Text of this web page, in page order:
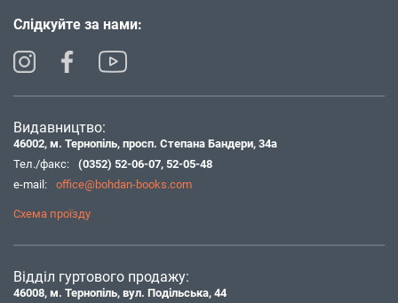
Слідкуйте за нами:
Видавництво:
46002, м. Тернопіль, просп. Степана Бандери, 34а
Тел./факс:
(0352) 52-06-07, 52-05-48
e-mail:
office@bohdan-books.com
Схема проїзду
Відділ гуртового продажу:
46008, м. Тернопіль, вул. Подільська, 44